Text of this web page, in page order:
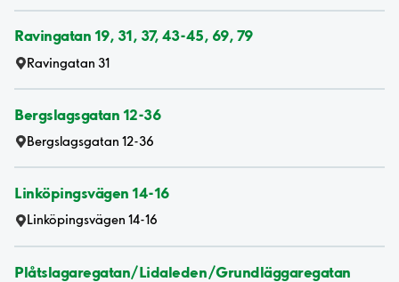
Ravingatan 19, 31, 37, 43-45, 69, 79
Ravingatan 31
Bergslagsgatan 12-36
Bergslagsgatan 12-36
Linköpingsvägen 14-16
Linköpingsvägen 14-16
Plåtslagaregatan/Lidaleden/Grundläggaregatan